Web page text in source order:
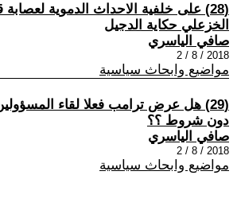
(28) على خلفية الاحداث الدموية
الخزعلي حكاية الدجيل
صافي الياسري
2018 / 8 / 2
مواضيع وابحاث سياسية
(29) هل عرض ترامب فعلا لقاء المسؤولين
دون شروط ؟؟
صافي الياسري
2018 / 8 / 2
مواضيع وابحاث سياسية